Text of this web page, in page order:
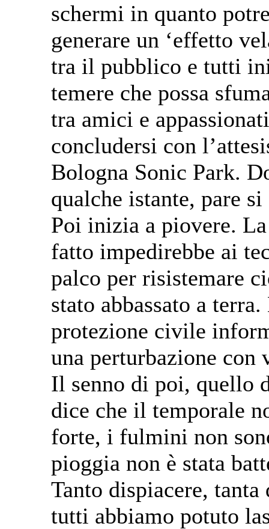
schermi in quanto
generare un ‘effetto
tra il pubblico e tutti
temere che possa
tra amici e
concludersi con
Bologna Sonic Park.
qualche istante, pare
Poi inizia a piovere.
fatto impedirebbe ai
palco per risistemare
stato abbassato a
protezione civile
una perturbazione
Il senno di poi, quello
dice che il temporale
forte, i fulmini non
pioggia non è stata
Tanto dispiacere,
tutti abbiamo potuto